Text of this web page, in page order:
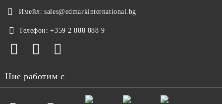
Имейл: sales@edmarkinternational.bg
Телефон: +359 2 888 888 9
Ние работим с